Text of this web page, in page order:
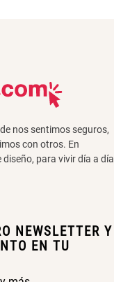
nos sentimos seguros,
con otros. En
para vivir día a día
NEWSLETTER Y
EN TU